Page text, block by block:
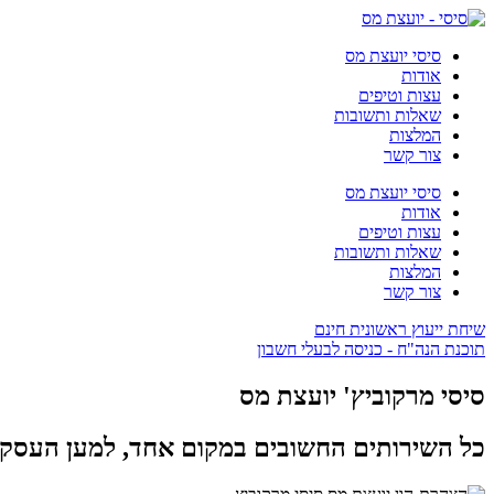
סיסי יועצת מס
אודות
עצות וטיפים
שאלות ותשובות
המלצות
צור קשר
סיסי יועצת מס
אודות
עצות וטיפים
שאלות ותשובות
המלצות
צור קשר
שיחת ייעוץ ראשונית חינם
תוכנת הנה"ח - כניסה לבעלי חשבון
סיסי מרקוביץ' יועצת מס
כל השירותים החשובים במקום אחד, למען